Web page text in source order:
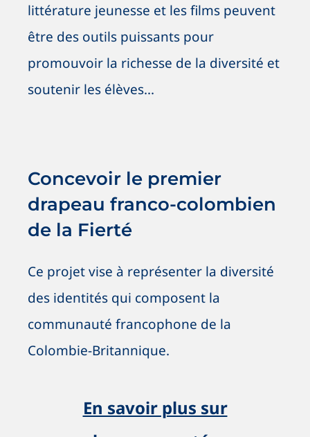
littérature jeunesse et les films peuvent
être des outils puissants pour
promouvoir la richesse de la diversité et
soutenir les élèves...
Concevoir le premier
drapeau franco-colombien
de la Fierté
Ce projet vise à représenter la diversité
des identités qui composent la
communauté francophone de la
Colombie-Britannique.
En savoir plus sur